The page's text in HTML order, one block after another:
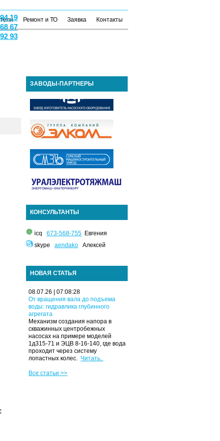
19
67
93
Ремонт и ТО Заявка Контакты
ЗАВОДЫ-ПАРТНЕРЫ
КОНСУЛЬТАНТЫ
icq673-568-755 Евгения
skypeaendako Алексей
НОВАЯ СТАТЬЯ
08.07.26 | 07:08:28
От вращения вала до подъема
воды: гидравлика глубинного
агрегата
Механизм создания напора в
скважинных центробежных
насосах на примере моделей
1д315-71 и ЭЦВ 8-16-140, где вода
проходит через систему
лопастных колес. Читать..
Все статьи >>